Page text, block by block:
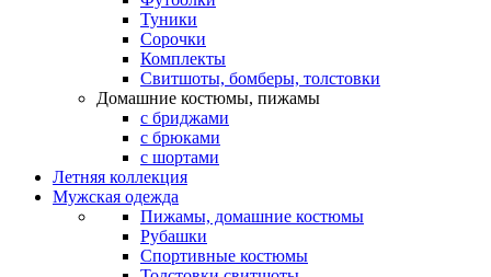
Туники
Сорочки
Комплекты
Свитшоты, бомберы, толстовки
Домашние костюмы, пижамы
с бриджами
с брюками
с шортами
Летняя коллекция
Мужская одежда
Пижамы, домашние костюмы
Рубашки
Спортивные костюмы